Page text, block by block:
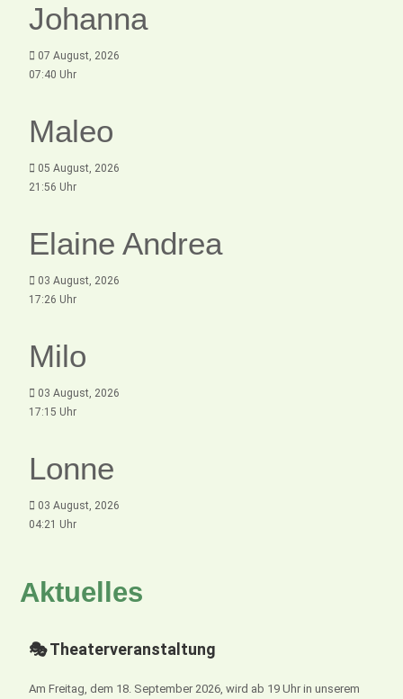
Johanna
07 August, 2026
07:40 Uhr
Maleo
05 August, 2026
21:56 Uhr
Elaine Andrea
03 August, 2026
17:26 Uhr
Milo
03 August, 2026
17:15 Uhr
Lonne
03 August, 2026
04:21 Uhr
Aktuelles
🎭 Theaterveranstaltung
Am Freitag, dem 18. September 2026, wird ab 19 Uhr in unserem